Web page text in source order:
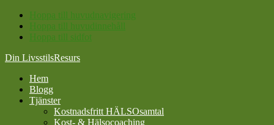
Hoppa till huvudnavigering
Hoppa till huvudinnehåll
Hoppa till sidfot
Din LivsstilsResurs
Hem
Blogg
Tjänster
Kostnadsfritt HÄLSOsamtal
Kost- & Hälsocoaching